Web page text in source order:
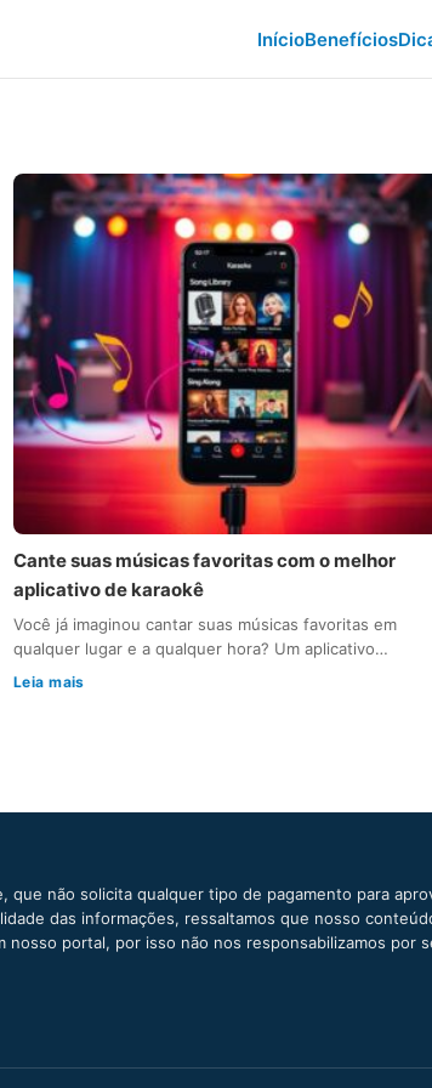
InícioBenefícios
Cante suas músicas favoritas com o melhor
aplicativo de karaokê
Você já imaginou cantar suas músicas favoritas em
qualquer lugar e a qualquer hora? Um aplicativo…
Leia mais
não solicita qualquer tipo de pagamento para
das informações, ressaltamos que nosso
portal, por isso não nos responsabilizamos